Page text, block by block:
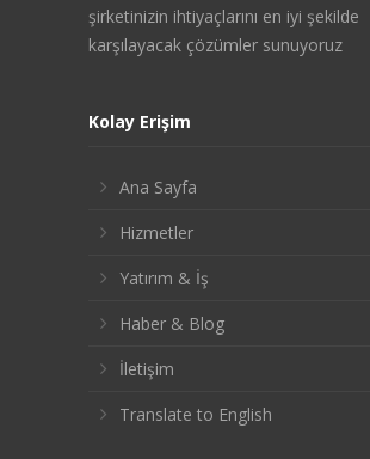
şirketinizin ihtiyaçlarını en iyi şekilde
karşılayacak çözümler sunuyoruz
Kolay Erişim
Ana Sayfa
Hizmetler
Yatırım & İş
Haber & Blog
İletişim
Translate to English